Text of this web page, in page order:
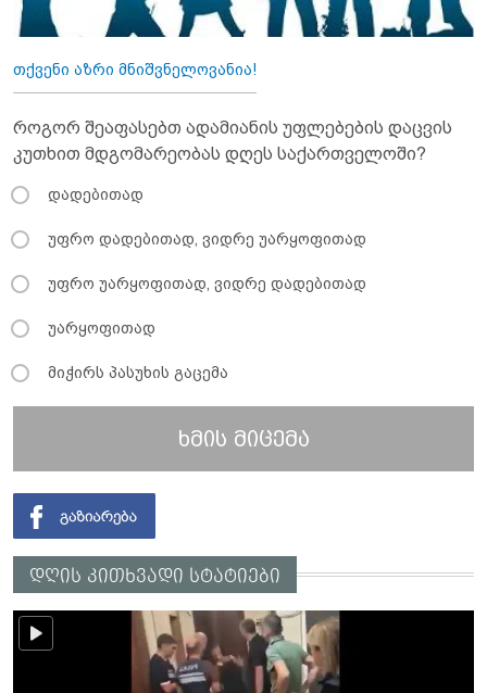
თქვენი აზრი მნიშვნელოვანია!
როგორ შეაფასებთ ადამიანის უფლებების დაცვის
კუთხით მდგომარეობას დღეს საქართველოში?
დადებითად
უფრო დადებითად, ვიდრე უარყოფითად
უფრო უარყოფითად, ვიდრე დადებითად
უარყოფითად
მიჭირს პასუხის გაცემა
ხმის მიცემა
დღის კითხვადი სტატიები